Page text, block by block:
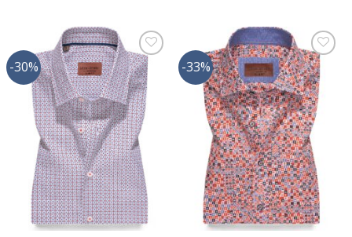
-30%
Προσθήκη
στη Λίστα
Επιθυμίας
-33%
Προσθήκη
στη Λίστα
Επιθυμίας